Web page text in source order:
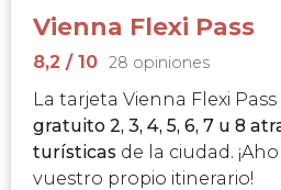
Vienna Flexi Pass
8,2 / 10 28 opiniones
La tarjeta Vienna Flexi Pass
gratuito 2, 3, 4, 5, 6, 7 u 8
turísticas de la ciudad.
vuestro propio itinerario!